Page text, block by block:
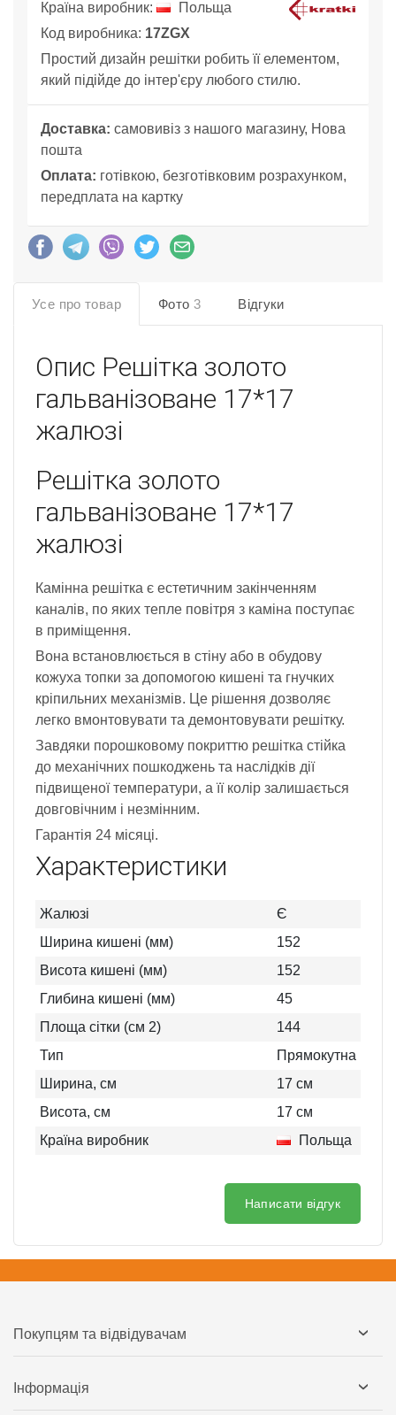
Країна виробник:
Польща
Код виробника: 17ZGX
Простий дизайн решітки робить її елементом,
який підійде до інтер'єру любого стилю.
Доставка: самовивіз з нашого магазину, Нова
пошта
Оплата: готівкою, безготівковим розрахунком,
передплата на картку
Усе про товар Фото 3 Відгуки
Опис Решітка золото
гальванізоване 17*17
жалюзі
Решітка золото
гальванізоване 17*17
жалюзі
Камінна решітка є естетичним закінченням
каналів, по яких тепле повітря з каміна поступає
в приміщення.
Вона встановлюється в стіну або в обудову
кожуха топки за допомогою кишені та гнучких
кріпильних механізмів. Це рішення дозволяє
легко вмонтовувати та демонтовувати решітку.
Завдяки порошковому покриттю решітка стійка
до механічних пошкоджень та наслідків дії
підвищеної температури, а її колір залишається
довговічним і незмінним.
Гарантія 24 місяці.
Характеристики
Жалюзі
Є
Ширина кишені (мм)
152
Висота кишені (мм)
152
Глибина кишені (мм)
45
Площа сітки (см 2)
144
Тип
Прямокутна
Ширина, см
17 см
Висота, см
17 см
Країна виробник
Польща
Написати відгук
Покупцям та відвідувачам
Інформація